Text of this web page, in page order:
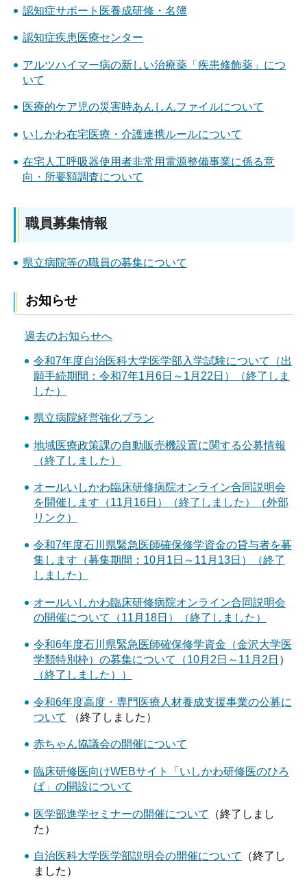
認知症サポート医養成研修・名簿
認知症疾患医療センター
アルツハイマー病の新しい治療薬「疾患修飾薬」につ
いて
医療的ケア児の災害時あんしんファイルについて
いしかわ在宅医療・介護連携ルールについて
在宅人工呼吸器使用者非常用電源整備事業に係る意
向・所要額調査について
職員募集情報
県立病院等の職員の募集について
お知らせ
過去のお知らせへ
令和7年度自治医科大学医学部入学試験について（出
願手続期間：令和7年1月6日～1月22日）（終了しま
した）
県立病院経営強化プラン
地域医療政策課の自動販売機設置に関する公募情報
（終了しました）
オールいしかわ臨床研修病院オンライン合同説明会
を開催します（11月16日）（終了しました）（外部
リンク）
令和7年度石川県緊急医師確保修学資金の貸与者を募
集します（募集期間：10月1日～11月13日）（終了
しました）
オールいしかわ臨床研修病院オンライン合同説明会
の開催について（11月18日）（終了しました）
令和6年度石川県緊急医師確保修学資金（金沢大学医
学類特別枠）の募集について（10月2日～11月2日 ）
（終了しました）
）
令和6年度高度・専門医療人材養成支援事業の公募に
ついて
（終了しました）
赤ちゃん協議会の開催について
臨床研修医向けWEBサイト「いしかわ研修医のひろ
ば」の開設について
医学部進学セミナーの開催について
（終了しまし
た）
自治医科大学医学部説明会の開催について
（終了し
ました）